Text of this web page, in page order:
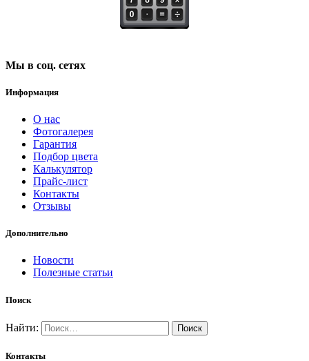
Мы в соц. сетях
Информация
О нас
Фотогалерея
Гарантия
Подбор цвета
Калькулятор
Прайс-лист
Контакты
Отзывы
Дополнительно
Новости
Полезные статьи
Поиск
Найти:
Контакты